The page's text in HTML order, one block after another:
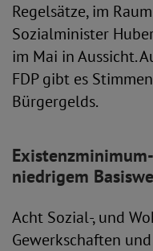
Regelsätze, im
Sozialminister
im Mai in Aussicht.
FDP gibt es
Bürgergelds.
niedrigem
Acht Sozial-, und
Gewerkschaften